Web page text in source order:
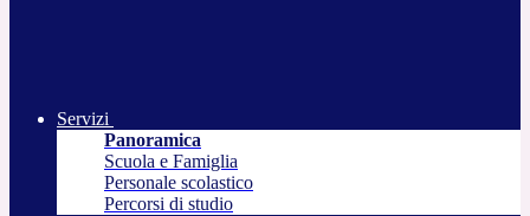
Servizi
Panoramica
Scuola e Famiglia
Personale scolastico
Percorsi di studio